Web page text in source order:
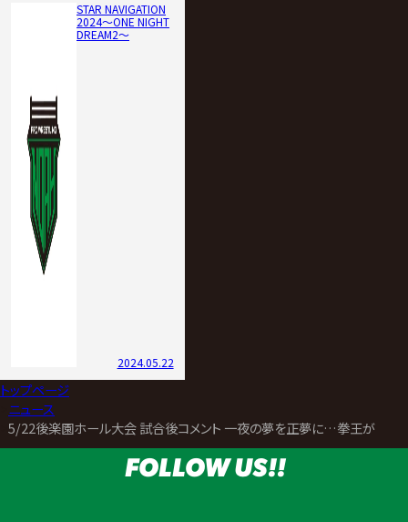
STAR NAVIGATION
2024〜ONE NIGHT
DREAM2〜
2024.05.22
トップページ
ニュース
5/22後楽園ホール大会 試合後コメント 一夜の夢を正夢に…拳王が鈴木撃
FOLLOW US!!